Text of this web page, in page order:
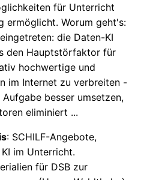
für Unterricht
ermöglicht. Worum geht's:
die Daten-KI
den Hauptstörfaktor für
hochwertige und
im Internet zu verbreiten -
besser umsetzen,
eliminiert ...
: SCHILF-Angebote,
im Unterricht.
für DSB zur